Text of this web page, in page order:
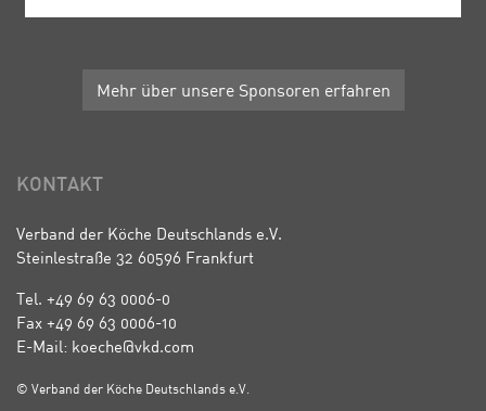
Mehr über unsere Sponsoren erfahren
KONTAKT
Verband der Köche Deutschlands e.V.
Steinlestraße 32 60596 Frankfurt
Tel. +49 69 63 0006-0
Fax +49 69 63 0006-10
E-Mail: koeche@vkd.com
© Verband der Köche Deutschlands e.V.